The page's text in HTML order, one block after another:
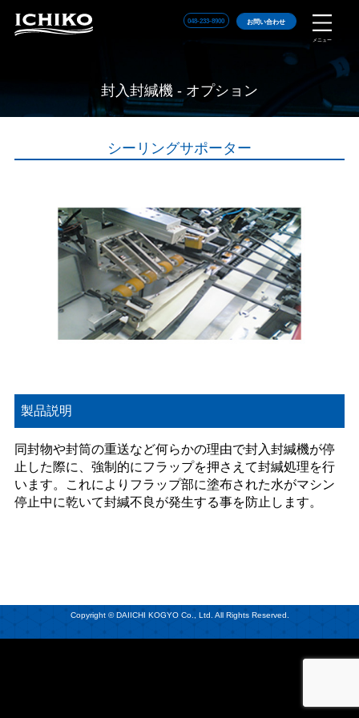
048-233-8900 お問い合わせ
メニュー
封入封緘機 - オプション
シーリングサポーター
製品説明
同封物や封筒の重送など何らかの理由で封入封緘機が停
止した際に、強制的にフラップを押さえて封緘処理を行
います。これによりフラップ部に塗布された水がマシン
停止中に乾いて封緘不良が発生する事を防止します。
Copyright © DAIICHI KOGYO Co., Ltd. All Rights Reserved.